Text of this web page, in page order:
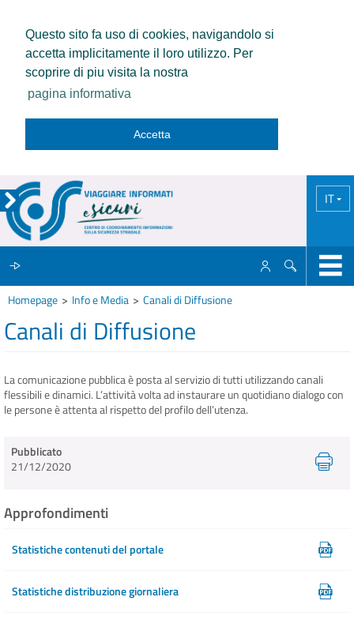
Questo sito fa uso di cookies, navigandolo si
accetta implicitamente il loro utilizzo. Per
scoprire di piu visita la nostra
pagina informativa
Accetta
IT
IL CCISS
INFO E MEDIA
Homepage Info e Media Canali di Diffusione
Canali di Diffusione
La comunicazione pubblica è posta al servizio di tutti utilizzando canali
flessibili e dinamici. L’attività volta ad instaurare un quotidiano dialogo con
le persone è attenta al rispetto del profilo dell’utenza.
Pubblicato
21/12/2020
Approfondimenti
Statistiche contenuti del portale
Statistiche distribuzione giornaliera